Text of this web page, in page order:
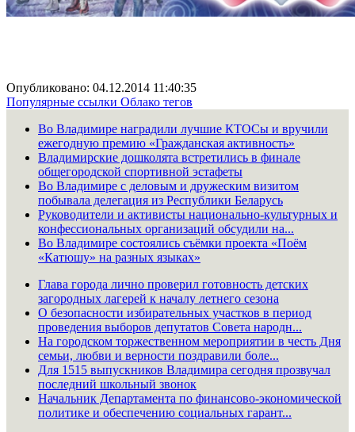
Опубликовано: 04.12.2014 11:40:35
Популярные ссылки Облако тегов
Во Владимире наградили лучшие КТОСы и вручили
ежегодную премию «Гражданская активность»
Владимирские дошколята встретились в финале
общегородской спортивной эстафеты
Во Владимире с деловым и дружеским визитом
побывала делегация из Республики Беларусь
Руководители и активисты национально-культурных и
конфессиональных организаций обсудили на...
Во Владимире состоялись съёмки проекта «Поём
«Катюшу» на разных языках»
Глава города лично проверил готовность детских
загородных лагерей к началу летнего сезона
О безопасности избирательных участков в период
проведения выборов депутатов Совета народн...
На городском торжественном мероприятии в честь Дня
семьи, любви и верности поздравили боле...
Для 1515 выпускников Владимира сегодня прозвучал
последний школьный звонок
Начальник Департамента по финансово-экономической
политике и обеспечению социальных гарант...